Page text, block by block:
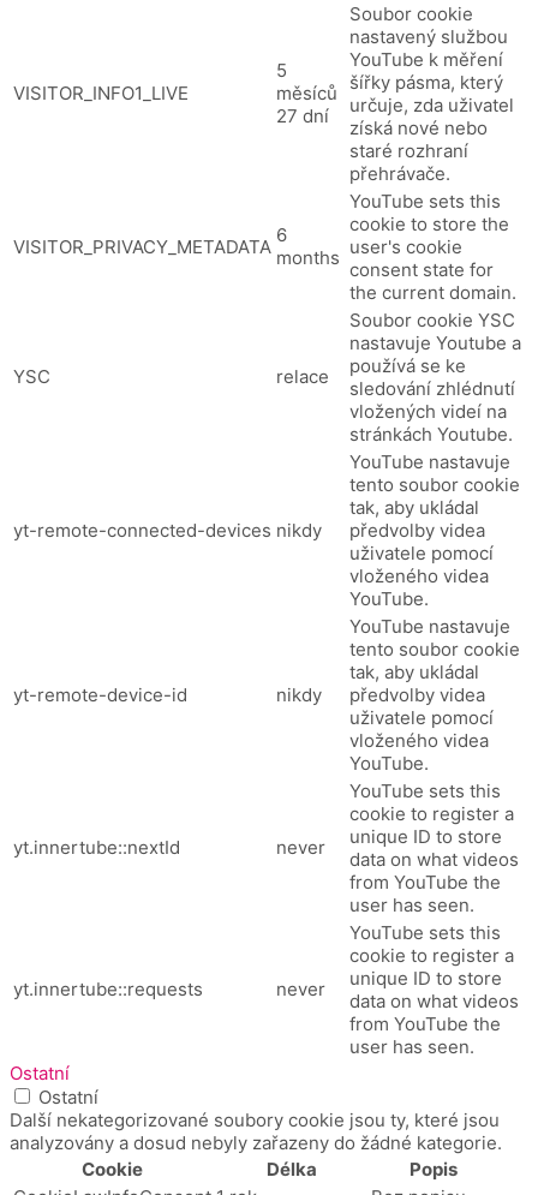
VISITOR_INFO1_LIVE
5
měsíců
27 dní
Soubor cookie
nastavený službou
YouTube k měření
šířky pásma, který
určuje, zda uživatel
získá nové nebo
staré rozhraní
přehrávače.
VISITOR_PRIVACY_METADATA
6
months
YouTube sets this
cookie to store the
user's cookie
consent state for
the current domain.
YSC relace
Soubor cookie YSC
nastavuje Youtube a
používá se ke
sledování zhlédnutí
vložených videí na
stránkách Youtube.
yt-remote-connected-devices nikdy
YouTube nastavuje
tento soubor cookie
tak, aby ukládal
předvolby videa
uživatele pomocí
vloženého videa
YouTube.
yt-remote-device-id nikdy
YouTube nastavuje
tento soubor cookie
tak, aby ukládal
předvolby videa
uživatele pomocí
vloženého videa
YouTube.
yt.innertube::nextId never
YouTube sets this
cookie to register a
unique ID to store
data on what videos
from YouTube the
user has seen.
yt.innertube::requests never
YouTube sets this
cookie to register a
unique ID to store
data on what videos
from YouTube the
user has seen.
Ostatní
Ostatní
Další nekategorizované soubory cookie jsou ty, které jsou
analyzovány a dosud nebyly zařazeny do žádné kategorie.
Cookie
Délka
Popis